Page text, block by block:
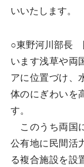
いいたします。
○東野河川部長
います浅草や両
アに位置づけ、
体のにぎわいを
す。
このうち両国
公有地に民間活
る複合施設を設